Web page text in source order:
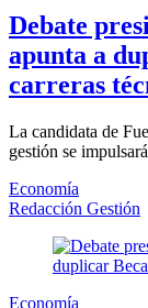
Debate
apunta a
carreras
La candidata de
gestión se
Economía
Redacción Gestión
Economía